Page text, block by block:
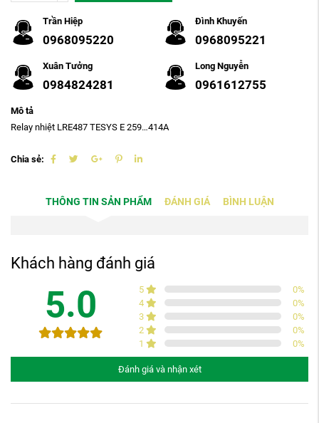
Trần Hiệp
0968095220
Đình Khuyến
0968095221
Xuân Tưởng
0984824281
Long Nguyễn
0961612755
Mô tả
Relay nhiệt LRE487 TESYS E 259…414A
Chia sẻ:
THÔNG TIN SẢN PHẨM ĐÁNH GIÁ BÌNH LUẬN
Khách hàng đánh giá
5.0 5 0%
4
0%
3
0%
2
0%
1
0%
Đánh giá và nhận xét